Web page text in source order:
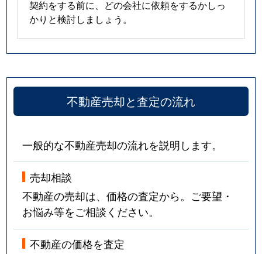
契約をする前に、どの会社に依頼をするかしっ
かりと検討しましょう。
不動産売却と査定の流れ
一般的な不動産売却の流れを説明します。
売却相談
不動産の売却は、価格の査定から。ご要望・
お悩み等をご相談ください。
不動産の価格を査定